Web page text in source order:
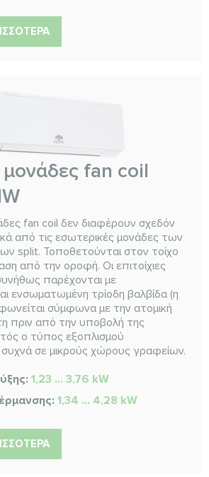
μονάδες fan coil
fan coil δεν διαφέρουν σχεδόν
από τις εσωτερικές μονάδες των
split. Τοποθετούνται στον τοίχο
από την οροφή. Οι επιτοίχιες
παρέχονται με
ενσωματωμένη τρίοδη βαλβίδα (η
σύμφωνα με την ατομική
πριν από την υποβολή της
ο τύπος εξοπλισμού
συχνά σε μικρούς χώρους γραφείων.
1,23 ... 3,76 kW
1,34 ... 4,28 kW